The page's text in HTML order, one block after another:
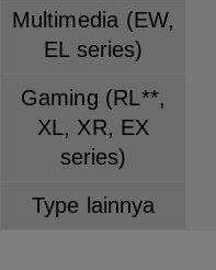
Multimedia (EW,
EL series)
Gaming (RL**,
XL, XR, EX
series)
Type lainnya